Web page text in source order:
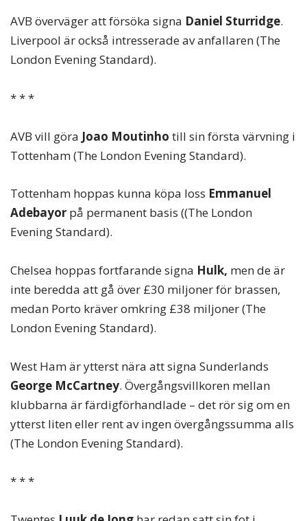
AVB överväger att försöka signa Daniel Sturridge.
Liverpool är också intresserade av anfallaren (The
London Evening Standard).
* * *
AVB vill göra Joao Moutinho till sin första värvning i
Tottenham (The London Evening Standard).
Tottenham hoppas kunna köpa loss Emmanuel
Adebayor på permanent basis ((The London
Evening Standard).
Chelsea hoppas fortfarande signa Hulk, men de är
inte beredda att gå över £30 miljoner för brassen,
medan Porto kräver omkring £38 miljoner (The
London Evening Standard).
West Ham är ytterst nära att signa Sunderlands
George McCartney. Övergångsvillkoren mellan
klubbarna är färdigförhandlade – det rör sig om en
ytterst liten eller rent av ingen övergångssumma alls
(The London Evening Standard).
* * *